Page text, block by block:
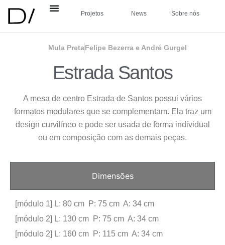
Projetos News Sobre nós
Mula PretaFelipe Bezerra e André Gurgel
Estrada Santos
A mesa de centro Estrada de Santos possui vários
formatos modulares que se complementam. Ela traz um
design curvilíneo e pode ser usada de forma individual
ou em composição com as demais peças.
Dimensões
[módulo 1] L: 80 cm P: 75 cm A: 34 cm
[módulo 2] L: 130 cm P: 75 cm A: 34 cm
[módulo 2] L: 160 cm P: 115 cm A: 34 cm